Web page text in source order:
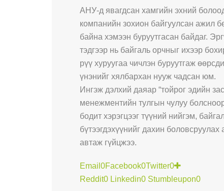
АНУ-д явагдсан хамгийн эхний
компанийн зохион байгуулсан ажил
байна хэмээн буруутгасан байдаг.
тэдгээр нь байгаль орчныг ихээр
рүү хуруугаа чичлэн буруутгаж
үнэнийг хялбархан нууж чадсан юм.
Ингэж дэлхий даяар “тойрог эдийн
менежментийн тулгын чулуу
бодит хэрэгцээг түүний нийгэм,
бүтээгдэхүүнийг дахин
автаж гүйцжээ.
Email 0Facebook0Twitter0
Reddit0 Linkedin0 Stumbleupon0